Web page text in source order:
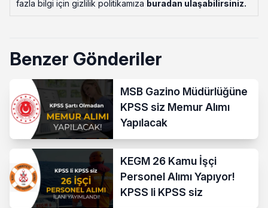
fazla bilgi için gizlilik politikamıza buradan ulaşabilirsiniz.
Benzer Gönderiler
MSB Gazino Müdürlüğüne
KPSS siz Memur Alımı
Yapılacak
KEGM 26 Kamu İşçi
Personel Alımı Yapıyor!
KPSS li KPSS siz